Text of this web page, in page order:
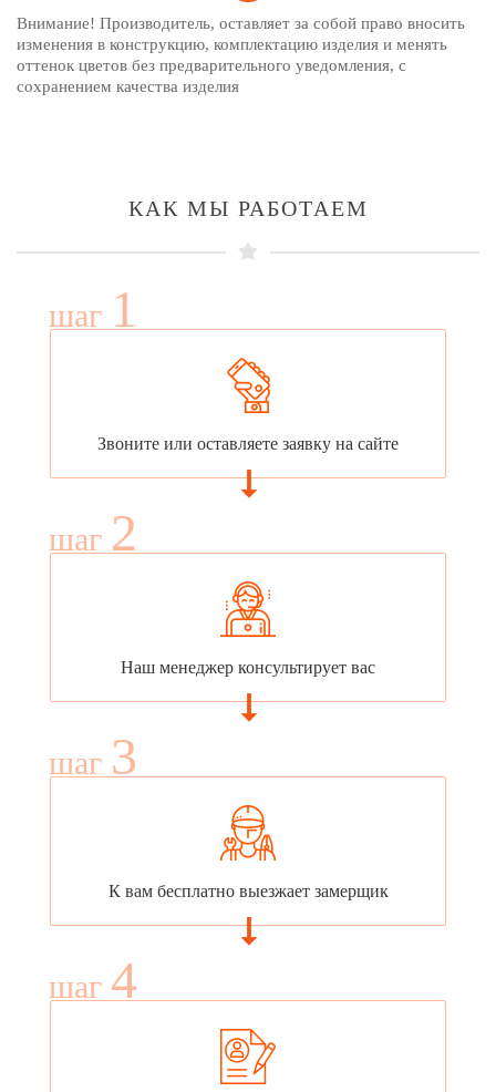
Внимание! Производитель, оставляет за собой право вносить
изменения в конструкцию, комплектацию изделия и менять
оттенок цветов без предварительного уведомления, с
сохранением качества изделия
КАК МЫ РАБОТАЕМ
шаг 1
Звоните или оставляете заявку на сайте
шаг 2
Наш менеджер консультирует вас
шаг 3
К вам бесплатно выезжает замерщик
шаг 4